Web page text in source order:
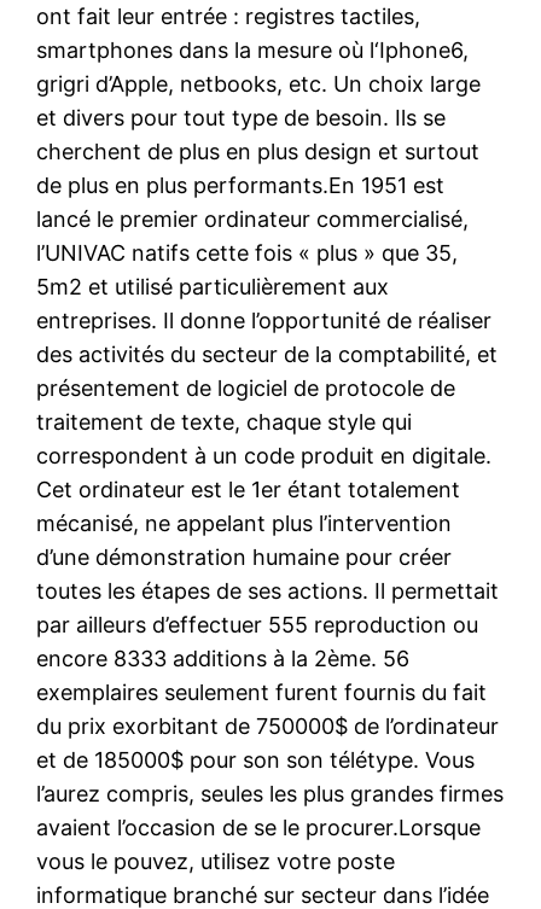
ont fait leur entrée : registres tactiles,
smartphones dans la mesure où l‘Iphone6,
grigri d’Apple, netbooks, etc. Un choix large
et divers pour tout type de besoin. Ils se
cherchent de plus en plus design et surtout
de plus en plus performants.En 1951 est
lancé le premier ordinateur commercialisé,
l’UNIVAC natifs cette fois « plus » que 35,
5m2 et utilisé particulièrement aux
entreprises. Il donne l’opportunité de réaliser
des activités du secteur de la comptabilité, et
présentement de logiciel de protocole de
traitement de texte, chaque style qui
correspondent à un code produit en digitale.
Cet ordinateur est le 1er étant totalement
mécanisé, ne appelant plus l’intervention
d’une démonstration humaine pour créer
toutes les étapes de ses actions. Il permettait
par ailleurs d’effectuer 555 reproduction ou
encore 8333 additions à la 2ème. 56
exemplaires seulement furent fournis du fait
du prix exorbitant de 750000$ de l’ordinateur
et de 185000$ pour son son télétype. Vous
l’aurez compris, seules les plus grandes firmes
avaient l’occasion de se le procurer.Lorsque
vous le pouvez, utilisez votre poste
informatique branché sur secteur dans l’idée